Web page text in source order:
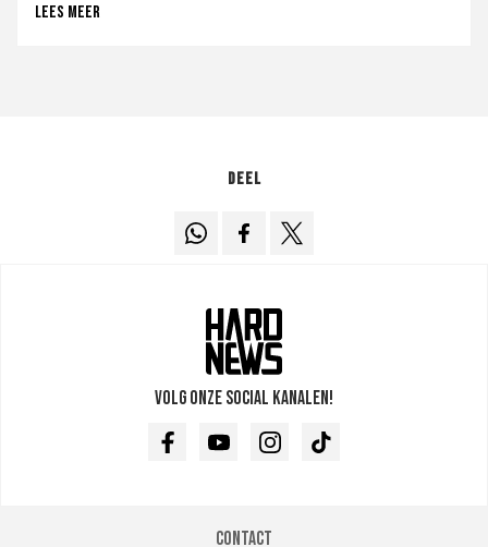
Lees meer
Deel
Volg onze social kanalen!
FacebookYoutubeInstagramTikTok
Contact